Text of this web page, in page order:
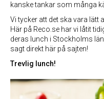
kanske tankar som många
Vi tycker att det ska vara lätt
Här på Reco.se har vi låtit
deras lunch i Stockholms
sagt direkt här på sajten!
Trevlig lunch!